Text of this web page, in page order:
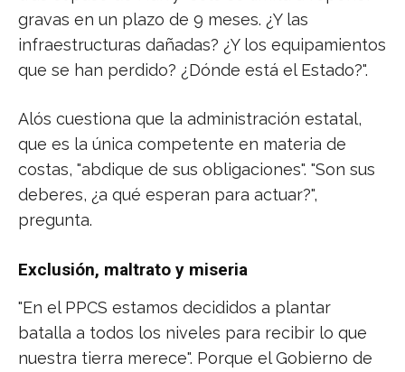
gravas en un plazo de 9 meses. ¿Y las
infraestructuras dañadas? ¿Y los equipamientos
que se han perdido? ¿Dónde está el Estado?".
Alós cuestiona que la administración estatal,
que es la única competente en materia de
costas, "abdique de sus obligaciones". "Son sus
deberes, ¿a qué esperan para actuar?",
pregunta.
Exclusión, maltrato y miseria
"En el PPCS estamos decididos a plantar
batalla a todos los niveles para recibir lo que
nuestra tierra merece". Porque el Gobierno de